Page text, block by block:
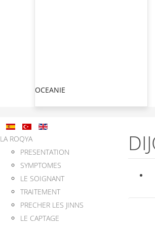
OCEANIE
LA ROQYA
PRESENTATION
SYMPTOMES
LE SOIGNANT
TRAITEMENT
PRECHER LES JINNS
LE CAPTAGE